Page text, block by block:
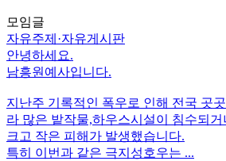
모임글
자유주제 ·자유게시판
안녕하세요.
남흥원예사입니다.
지난주 기록적인 폭우로 인해 전국 곳
라 많은 밭작물,하우스시설이 침수되
크고 작은 피해가 발생했습니다.
특히 이번과 같은 극지성호우는 ...